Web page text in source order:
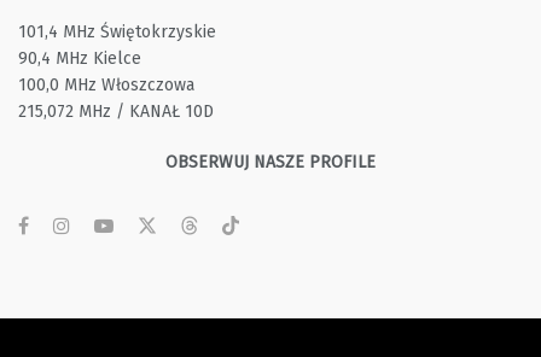
101,4 MHz Świętokrzyskie
90,4 MHz Kielce
100,0 MHz Włoszczowa
215,072 MHz / KANAŁ 10D
OBSERWUJ NASZE PROFILE